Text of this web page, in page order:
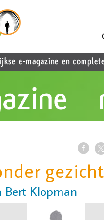
gezicht
Bert Klopman